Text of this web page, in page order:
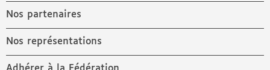
Nos partenaires
Nos représentations